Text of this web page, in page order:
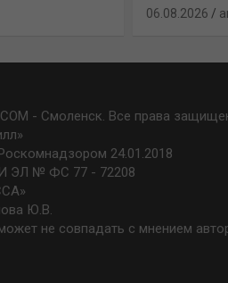
06.08.2026
- Смоленск. Все права
24.01.2018
ЭЛ № ФС 77 - 72208
Ю.В.
не совпадать с мнением